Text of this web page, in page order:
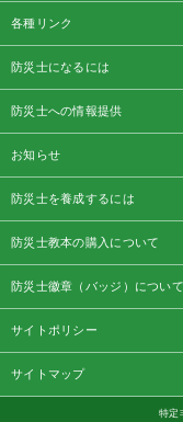
各種リンク
防災士になるには
防災士への情報提供
お知らせ
防災士を養成するには
防災士教本の購入について
防災士徽章（バッジ）について
サイトポリシー
サイトマップ
特定